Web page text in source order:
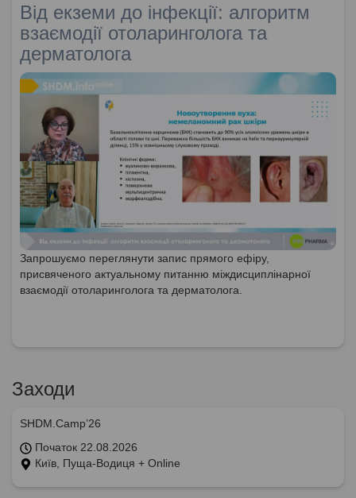
Від екземи до інфекції: алгоритм
взаємодії отоларинголога та
дерматолога
Запрошуємо переглянути запис прямого ефіру,
присвяченого актуальному питанню міждисциплінарної
взаємодії отоларинголога та дерматолога.
Заходи
SHDM.Camp’26
Початок 22.08.2026
Київ, Пуща-Водиця + Online